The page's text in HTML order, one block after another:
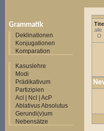
Grammatik
Deklinationen
Konjugationen
Komparation
Kasuslehre
Modi
Prädikativum
Partizipien
AcI | NcI | AcP
Ablativus Absolutus
Gerundi(v)um
Nebensätze
alle
O